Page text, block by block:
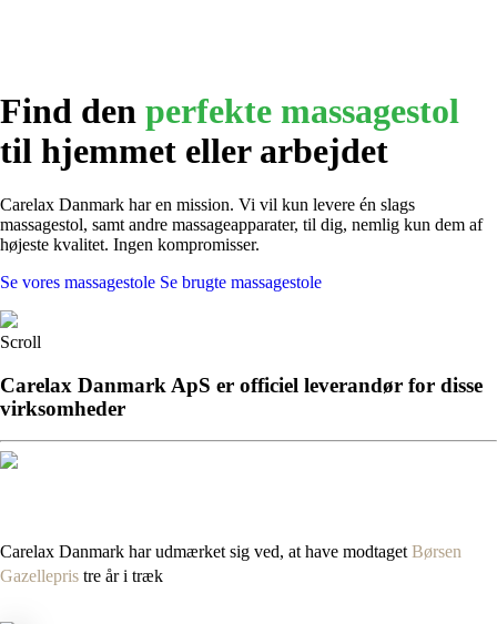
Find den perfekte massagestol
til hjemmet eller arbejdet
Carelax Danmark har en mission. Vi vil kun levere én slags
massagestol, samt andre massageapparater, til dig, nemlig kun dem af
højeste kvalitet. Ingen kompromisser.
Se vores massagestole Se brugte massagestole
Scroll
Carelax Danmark ApS er officiel leverandør for disse
virksomheder
Carelax Danmark har udmærket sig ved, at have modtaget Børsen
Gazellepris tre år i træk